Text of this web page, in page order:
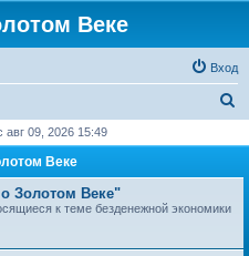
Веке
Вход
с
09, 2026 15:49
Веке
о Золотом Веке"
к теме безденежной экономики